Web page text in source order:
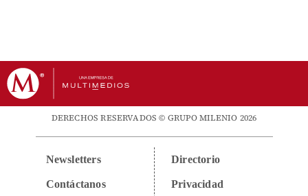
DERECHOS RESERVADOS © GRUPO MILENIO 2026
Newsletters
Contáctanos
Directorio
Privacidad